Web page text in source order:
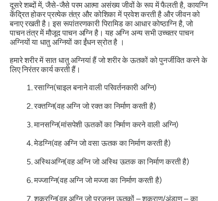
दूसरे शब्दों में, जैसे-जैसे परम आत्मा असंख्य जीवों के रूप में फैलती है,कायग्नि
केंद्रित होकर प्रत्येक तंत्र और कोशिका में प्रवेश करती है और जीवन को
बनाए रखती है। इस रूपांतरणकारी पिरामिड का आधारकोष्ठाग्नि है,जो
पाचन तंत्र में मौजूद पाचन अग्नि है। यह अग्निअन्य सभी उच्चतर पाचन
अग्नियों या धातु अग्नियोंका ईंधन स्रोत है ।
हमारे शरीर में सातधातु अग्नियां हैंजो शरीर के ऊतकों को पुनर्जीवित करने के
लिए निरंतर कार्य करती हैं।
रसाग्नि(चाइल बनाने वाली परिवर्तनकारी अग्नि)
रक्तग्नि(वह अग्नि जो रक्त का निर्माण करती है)
मानसग्नि(मांसपेशी ऊतकों का निर्माण करने वाली अग्नि)
मेडग्नि(वह अग्नि जो वसा ऊतक का निर्माण करती है)
अस्थिअग्नि(वह अग्नि जो अस्थि ऊतक का निर्माण करती है)
मज्जाग्नि(वह अग्नि जो मज्जा का निर्माण करती है)
शुक्रग्नि(वह अग्नि जो प्रजनन ऊतकों – शुक्राणु/अंडाणु – का